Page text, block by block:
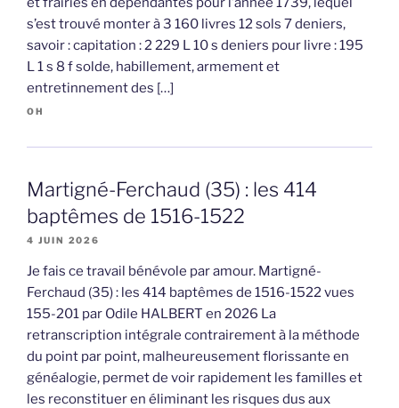
s’est trouvé monter à 3 160 livres 12 sols 7 deniers,
savoir : capitation : 2 229 L 10 s deniers pour livre : 195
L 1 s 8 f solde, habillement, armement et
entretinnement des […]
OH
Martigné-Ferchaud (35) : les 414
baptêmes de 1516-1522
4 JUIN 2026
Je fais ce travail bénévole par amour. Martigné-
Ferchaud (35) : les 414 baptêmes de 1516-1522 vues
155-201 par Odile HALBERT en 2026 La
retranscription intégrale contrairement à la méthode
du point par point, malheureusement florissante en
généalogie, permet de voir rapidement les familles et
les reconstituer en éliminant les risques dus aux